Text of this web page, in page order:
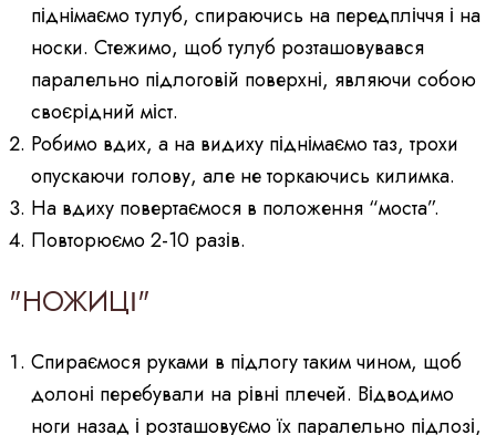
піднімаємо тулуб, спираючись на передпліччя і на
носки. Стежимо, щоб тулуб розташовувався
паралельно підлоговій поверхні, являючи собою
своєрідний міст.
Робимо вдих, а на видиху піднімаємо таз, трохи
опускаючи голову, але не торкаючись килимка.
На вдиху повертаємося в положення “моста”.
Повторюємо 2-10 разів.
"НОЖИЦІ"
Спираємося руками в підлогу таким чином, щоб
долоні перебували на рівні плечей. Відводимо
ноги назад і розташовуємо їх паралельно підлозі,